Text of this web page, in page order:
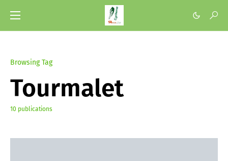
Browsing Tag
Tourmalet
10 publications